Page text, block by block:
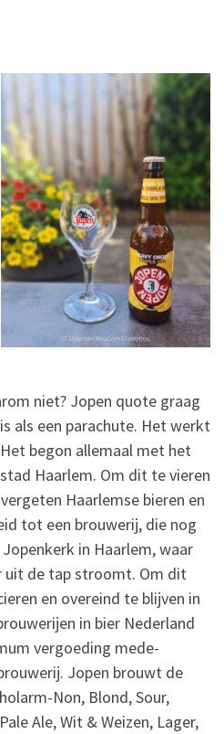
niet? Jopen quote graag
als een parachute. Het werkt
begon allemaal met het
Haarlem. Om dit te vieren
Haarlemse bieren en
tot een brouwerij, die nog
in Haarlem, waar
uit de tap stroomt. Om dit
en overeind te blijven in
in bier Nederland
vergoeding mede-
Jopen brouwt de
Non, Blond, Sour,
Ale, Wit & Weizen, Lager,